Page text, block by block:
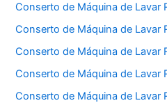
Conserto de Máquina de Lavar
Conserto de Máquina de Lavar
Conserto de Máquina de Lavar
Conserto de Máquina de Lavar
Conserto de Máquina de Lavar